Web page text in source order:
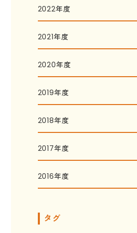
2022年度
2021年度
2020年度
2019年度
2018年度
2017年度
2016年度
タグ